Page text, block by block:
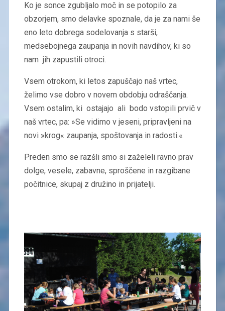
Ko je sonce zgubljalo moč in se potopilo za
obzorjem, smo delavke spoznale, da je za nami še
eno leto dobrega sodelovanja s starši,
medsebojnega zaupanja in novih navdihov, ki so
nam jih zapustili otroci.
Vsem otrokom, ki letos zapuščajo naš vrtec,
želimo vse dobro v novem obdobju odraščanja.
Vsem ostalim, ki ostajajo ali bodo vstopili prvič v
naš vrtec, pa: »Se vidimo v jeseni, pripravljeni na
novi »krog« zaupanja, spoštovanja in radosti.«
Preden smo se razšli smo si zaželeli ravno prav
dolge, vesele, zabavne, sproščene in razgibane
počitnice, skupaj z družino in prijatelji.​